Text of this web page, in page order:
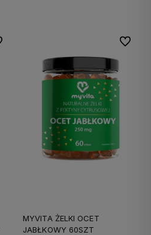
ulubionych
MYVITA ŻELKI OCET
JABŁKOWY 60SZT
Do